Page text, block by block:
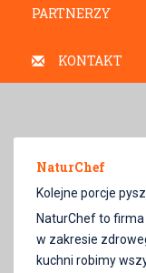
PARTNERZY
KONTAKT
NaturChef
Kolejne porcje
NaturChef to
w zakresie
kuchni robimy